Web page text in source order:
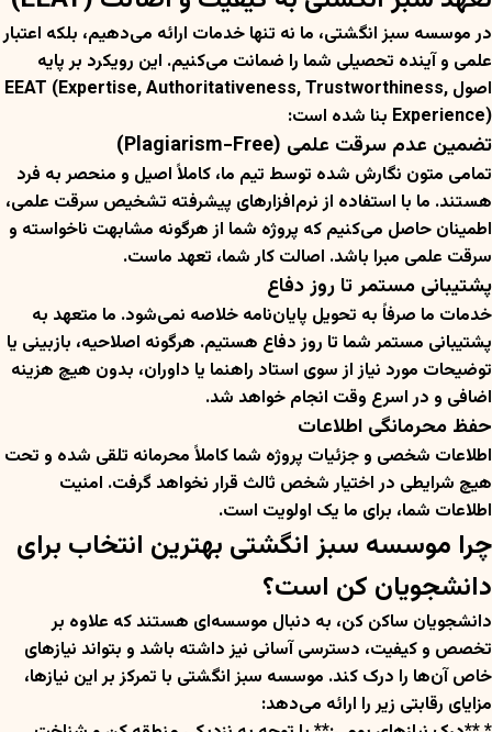
در موسسه سبز انگشتی، ما نه تنها خدمات ارائه می‌دهیم، بلکه اعتبار
علمی و آینده تحصیلی شما را ضمانت می‌کنیم. این رویکرد بر پایه
اصول EEAT (Expertise, Authoritativeness, Trustworthiness,
Experience) بنا شده است:
تضمین عدم سرقت علمی (Plagiarism-Free)
تمامی متون نگارش شده توسط تیم ما، کاملاً اصیل و منحصر به فرد
هستند. ما با استفاده از نرم‌افزارهای پیشرفته تشخیص سرقت علمی،
اطمینان حاصل می‌کنیم که پروژه شما از هرگونه مشابهت ناخواسته و
سرقت علمی مبرا باشد. اصالت کار شما، تعهد ماست.
پشتیبانی مستمر تا روز دفاع
خدمات ما صرفاً به تحویل پایان‌نامه خلاصه نمی‌شود. ما متعهد به
پشتیبانی مستمر شما تا روز دفاع هستیم. هرگونه اصلاحیه، بازبینی یا
توضیحات مورد نیاز از سوی استاد راهنما یا داوران، بدون هیچ هزینه
اضافی و در اسرع وقت انجام خواهد شد.
حفظ محرمانگی اطلاعات
اطلاعات شخصی و جزئیات پروژه شما کاملاً محرمانه تلقی شده و تحت
هیچ شرایطی در اختیار شخص ثالث قرار نخواهد گرفت. امنیت
اطلاعات شما، برای ما یک اولویت است.
چرا موسسه سبز انگشتی بهترین انتخاب برای
دانشجویان کن است؟
دانشجویان ساکن کن، به دنبال موسسه‌ای هستند که علاوه بر
تخصص و کیفیت، دسترسی آسانی نیز داشته باشد و بتواند نیازهای
خاص آن‌ها را درک کند. موسسه سبز انگشتی با تمرکز بر این نیازها،
مزایای رقابتی زیر را ارائه می‌دهد: